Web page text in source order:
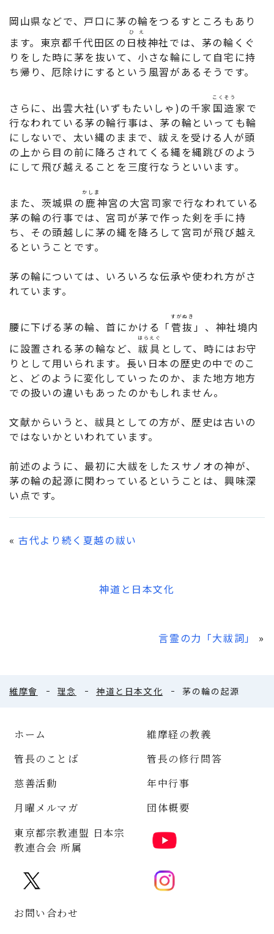
岡山県などで、戸口に茅の輪をつるすところもあり
ます。東京都千代田区の 日枝
ひえ
神社では、茅の輪くぐ
りをした時に茅を抜いて、小さな輪にして自宅に持
ち帰り、厄除けにするという風習があるそうです。
さらに、出雲大社(いずもたいしゃ)の千家 国造
こくそう
家で
行なわれている茅の輪行事は、茅の輪といっても輪
にしないで、太い縄のままで、祓えを受ける人が頭
の上から目の前に降ろされてくる縄を縄跳びのよう
にして飛び越えることを三度行なうといいます。
また、茨城県の鹿
かしま
神宮の大宮司家で行なわれている
茅の輪の行事では、宮司が茅で作った剣を手に持
ち、その頭越しに茅の縄を降ろして宮司が飛び越え
るということです。
茅の輪については、いろいろな伝承や使われ方がさ
れています。
腰に下げる茅の輪、首にかける「 菅抜
すがぬき
」、神社境内
に設置される茅の輪など、 祓具
はらえぐ
として、時にはお守
りとして用いられます。長い日本の歴史の中でのこ
と、どのように変化していったのか、また地方地方
での扱いの違いもあったのかもしれません。
文献からいうと、祓具としての方が、歴史は古いの
ではないかといわれています。
前述のように、最初に大祓をしたスサノオの神が、
茅の輪の起源に関わっているということは、興味深
い点です。
«古代より続く夏越の祓い
神道と日本文化
言霊の力「大祓詞」 »
維摩會 理念 神道と日本文化 茅の輪の起源
ホーム
維摩経の教義
管長のことば
管長の修行問答
慈善活動
年中行事
月曜メルマガ
団体概要
東京都宗教連盟 日本宗
教連合会 所属
お問い合わせ